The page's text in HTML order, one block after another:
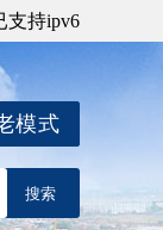
支持ipv6
模式